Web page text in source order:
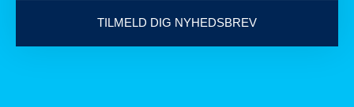
TILMELD DIG NYHEDSBREV